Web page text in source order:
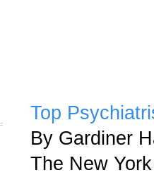
Top
By Gardiner
The New